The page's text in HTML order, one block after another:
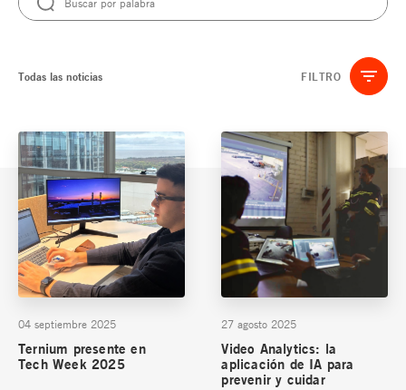
Todas las noticias FILTRO
04 septiembre 2025
Ternium presente en
Tech Week 2025
27 agosto 2025
Video Analytics: la
aplicación de IA para
prevenir y cuidar